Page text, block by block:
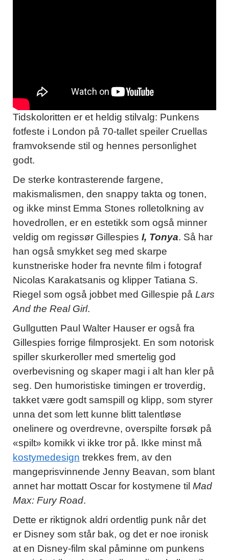
Tidskoloritten er et heldig stilvalg: Punkens
fotfeste i London på 70-tallet speiler Cruellas
framvoksende stil og hennes personlighet
godt.
De sterke kontrasterende fargene,
makismalismen, den snappy takta og tonen,
og ikke minst Emma Stones rolletolkning av
hovedrollen, er en estetikk som også minner
veldig om regissør Gillespies I, Tonya. Så har
han også smykket seg med skarpe
kunstneriske hoder fra nevnte film i fotograf
Nicolas Karakatsanis og klipper Tatiana S.
Riegel som også jobbet med Gillespie på Lars
And the Real Girl.
Gullgutten Paul Walter Hauser er også fra
Gillespies forrige filmprosjekt. En som notorisk
spiller skurkeroller med smertelig god
overbevisning og skaper magi i alt han kler på
seg. Den humoristiske timingen er troverdig,
takket være godt samspill og klipp, som styrer
unna det som lett kunne blitt talentløse
onelinere og overdrevne, overspilte forsøk på
«spilt» komikk vi ikke tror på. Ikke minst må
kostymedesign trekkes frem, av den
mangeprisvinnende Jenny Beavan, som blant
annet har mottatt Oscar for kostymene til Mad
Max: Fury Road.
Dette er riktignok aldri ordentlig punk når det
er Disney som står bak, og det er noe ironisk
at en Disney-film skal påminne om punkens